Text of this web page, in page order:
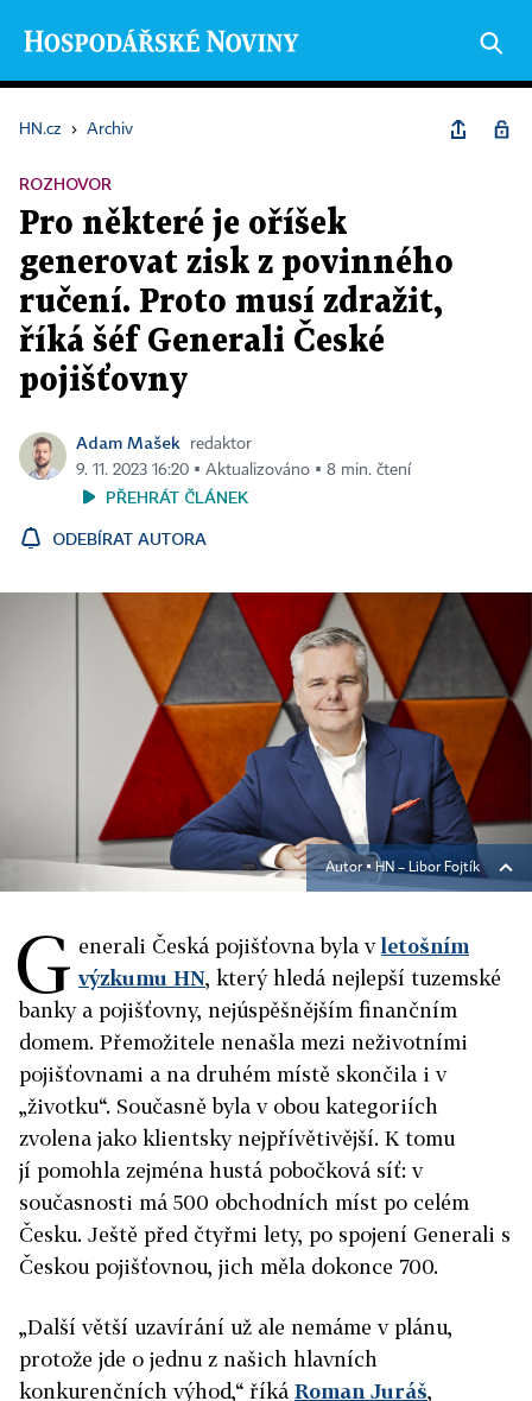
HN.cz › Archiv
ROZHOVOR
Pro některé je oříšek
generovat zisk z povinného
ručení. Proto musí zdražit,
říká šéf Generali České
pojišťovny
Adam Mašek
redaktor
9. 11. 2023 16:20 ▪ Aktualizováno ▪ 8 min. čtení
PŘEHRÁT ČLÁNEK
ODEBÍRAT AUTORA
Autor ▪ HN – Libor Fojtík
G enerali Česká pojišťovna byla vletošním
výzkumu HN, který hledá nejlepší tuzemské
banky a pojišťovny, nejúspěšnějším finančním
domem. Přemožitele nenašla mezi neživotními
pojišťovnami a na druhém místě skončila i v
„životku“. Současně byla v obou kategoriích
zvolena jako klientsky nejpřívětivější. K tomu
jí pomohla zejména hustá pobočková síť: v
současnosti má 500 obchodních míst po celém
Česku. Ještě před čtyřmi lety, po spojení Generali s
Českou pojišťovnou, jich měla dokonce 700.
„Další větší uzavírání už ale nemáme v plánu,
protože jde o jednu z našich hlavních
konkurenčních výhod,“ říká Roman Juráš,